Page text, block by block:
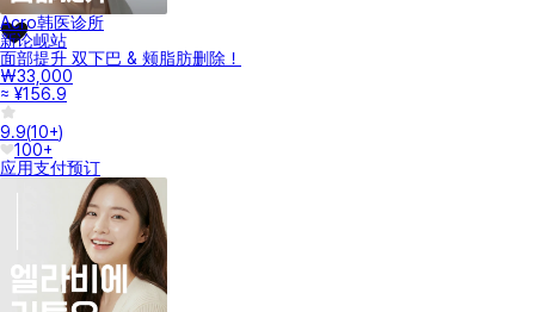
Acro韩医诊所
新论岘站
面部提升 双下巴 & 颊脂肪删除！
₩33,000
≈ ¥156.9
9.9(10+)
100+
应用支付预订